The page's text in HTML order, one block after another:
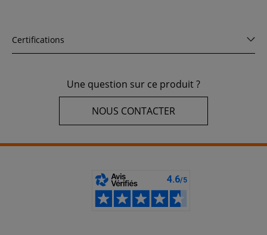
Certifications
Une question sur ce produit ?
NOUS CONTACTER